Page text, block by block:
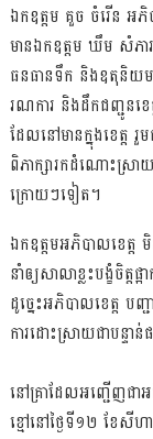
ឯកឧត្តម គួច ចំរើន អភិ
មានឯកឧត្តម ឃឹម សំភា
ធនធានទឹក និងឧតុនិយម
រណការ និងដឹកជញ្ជូនខេ
ដែលនៅមានក្នុងខេត្ត
ពិភាក្សារកដំណោះស្រាយ
ក្រោយៗទៀត។
ឯកឧត្តមអភិបាលខេត្ត
នាំឲ្យសាលាខ្លះបង្ខំចិ
ដូច្នេះអភិបាលខេត្ត ប
ការដោះស្រាយជាបន្ទាន់
នៅគ្រាដែលអញ្ជើញជា
ខ្មៅនៅថ្ងៃទី១២ ខែសីហ